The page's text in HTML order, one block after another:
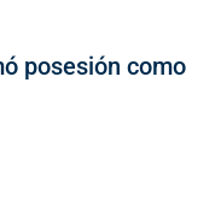
posesión como